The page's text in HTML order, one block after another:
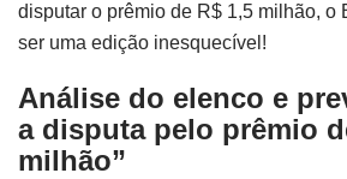
disputar o prêmio de R$ 1,5 milhão, o
ser uma edição inesquecível!
Análise do elenco e
a disputa pelo prêmio
milhão”